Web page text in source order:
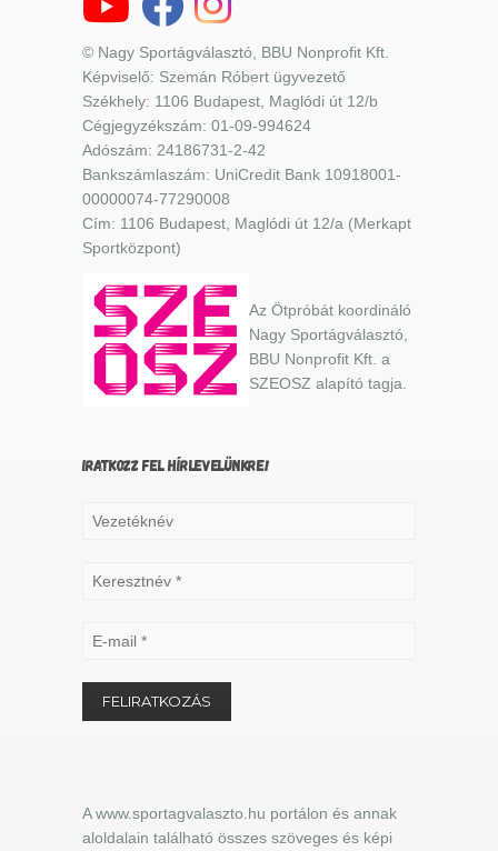
© Nagy Sportágválasztó, BBU Nonprofit Kft.
Képviselő: Szemán Róbert ügyvezető
Székhely: 1106 Budapest, Maglódi út 12/b
Cégjegyzékszám: 01-09-994624
Adószám: 24186731-2-42
Bankszámlaszám: UniCredit Bank 10918001-
00000074-77290008
Cím: 1106 Budapest, Maglódi út 12/a (Merkapt
Sportközpont)
Az Ötpróbát koordináló
Nagy Sportágválasztó,
BBU Nonprofit Kft. a
SZEOSZ alapító tagja.
IRATKOZZ FEL HÍRLEVELÜNKRE!
A www.sportagvalaszto.hu portálon és annak
aloldalain található összes szöveges és képi